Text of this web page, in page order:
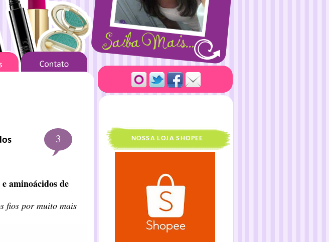
3
aminoácidos de
fios por muito mais
NOSSA LOJA SHOPEE